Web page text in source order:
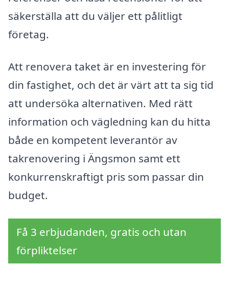
säkerställa att du väljer ett pålitligt
företag.
Att renovera taket är en investering för
din fastighet, och det är värt att ta sig tid
att undersöka alternativen. Med rätt
information och vägledning kan du hitta
både en kompetent leverantör av
takrenovering i Ängsmon samt ett
konkurrenskraftigt pris som passar din
budget.
Få 3 erbjudanden, gratis och utan
förpliktelser